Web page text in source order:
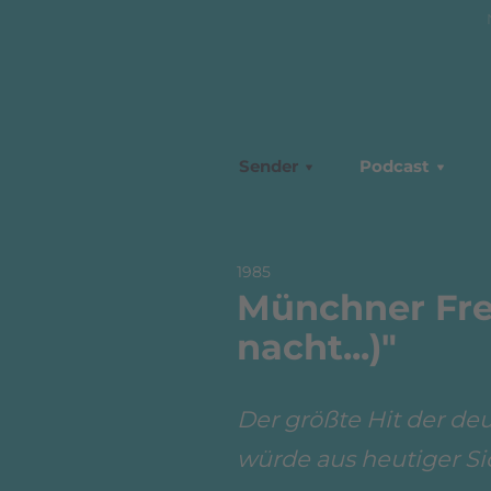
Sender Podcast
1985
Münchner
nacht...)"
Der größte Hit der
würde aus heutiger